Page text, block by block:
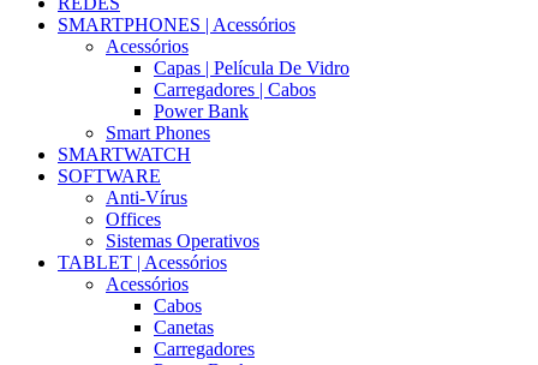
SMARTPHONES | Acessórios
Acessórios
Capas | Película De Vidro
Carregadores | Cabos
Power Bank
Smart Phones
SMARTWATCH
SOFTWARE
Anti-Vírus
Offices
Sistemas Operativos
TABLET | Acessórios
Acessórios
Cabos
Canetas
Carregadores